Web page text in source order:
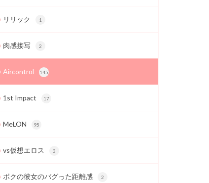
リリック 1
肉感接写 2
Aircontrol 145
1st Impact 17
MeLON 95
vs仮想エロス 3
ボクの彼女のバグった距離感 2